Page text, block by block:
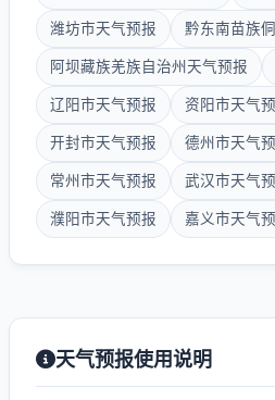
潍坊市天气预报 黔东南苗族
阿坝藏族羌族自治州天气预报
辽阳市天气预报 资阳市天气
开封市天气预报 德州市天气
常州市天气预报 武汉市天气
濮阳市天气预报 嘉义市天气
天气预报使用说明